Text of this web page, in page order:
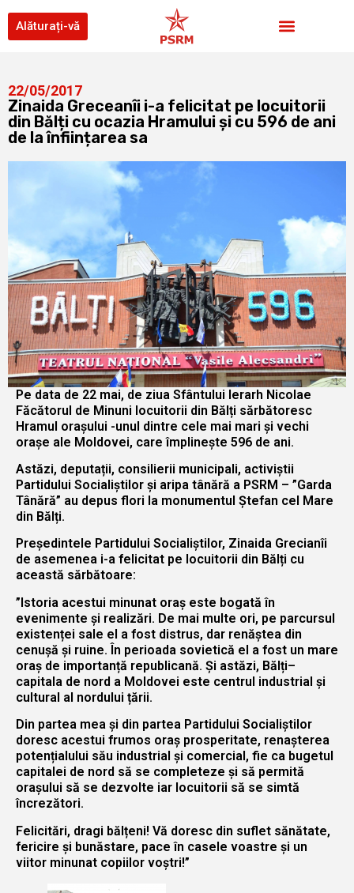
Alăturați-vă
22/05/2017
Zinaida Greceanîi i-a felicitat pe locuitorii
din Bălți cu ocazia Hramului și cu 596 de ani
de la înființarea sa
Pe data de 22 mai, de ziua Sfântului Ierarh Nicolae
Făcătorul de Minuni locuitorii din Bălți sărbătoresc
Hramul orașului -unul dintre cele mai mari și vechi
orașe ale Moldovei, care împlinește 596 de ani.
Astăzi, deputații, consilierii municipali, activiștii
Partidului Socialiștilor și aripa tânără a PSRM – ”Garda
Tânără” au depus flori la monumentul Ștefan cel Mare
din Bălți.
Președintele Partidului Socialiștilor, Zinaida Grecianîi
de asemenea i-a felicitat pe locuitorii din Bălți cu
această sărbătoare:
”Istoria acestui minunat oraș este bogată în
evenimente și realizări. De mai multe ori, pe parcursul
existenței sale el a fost distrus, dar renăștea din
cenușă și ruine. În perioada sovietică el a fost un mare
oraș de importanță republicană. Și astăzi, Bălți–
capitala de nord a Moldovei este centrul industrial și
cultural al nordului țării.
Din partea mea și din partea Partidului Socialiștilor
doresc acestui frumos oraș prosperitate, renașterea
potențialului său industrial și comercial, fie ca bugetul
capitalei de nord să se completeze și să permită
orașului să se dezvolte iar locuitorii să se simtă
încrezători.
Felicitări, dragi bălțeni! Vă doresc din suflet sănătate,
fericire și bunăstare, pace în casele voastre și un
viitor minunat copiilor voștri!”